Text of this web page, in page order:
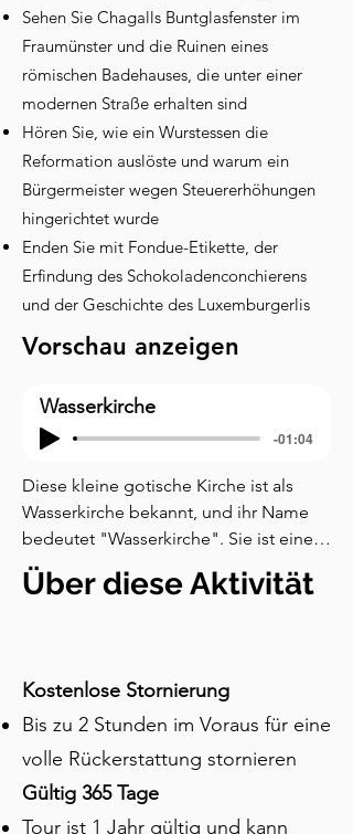
Sehen Sie Chagalls Buntglasfenster im
Fraumünster und die Ruinen eines
römischen Badehauses, die unter einer
modernen Straße erhalten sind
Hören Sie, wie ein Wurstessen die
Reformation auslöste und warum ein
Bürgermeister wegen Steuererhöhungen
hingerichtet wurde
Enden Sie mit Fondue-Etikette, der
Erfindung des Schokoladenconchierens
und der Geschichte des Luxemburgerlis
Vorschau anzeigen
Wasserkirche
-01:04
Diese kleine gotische Kirche ist als
Wasserkirche bekannt, und ihr Name
bedeutet "Wasserkirche". Sie ist einer
der ältesten heiligen Stätten in Zürich,
und die Geschichte, die mit ihr
Legende nach war diese Insel während
der Römerzeit ein Hinrichtungsort.
Zwei christliche Konvertiten, ein Bruder
und eine Schwester namens Felix und
Regula, zusammen mit ihrem Diener
Über diese Aktivität
Kostenlose Stornierung
Bis zu 2 Stunden im Voraus für eine
volle Rückerstattung stornieren
Gültig 365 Tage
Tour ist 1 Jahr gültig und kann